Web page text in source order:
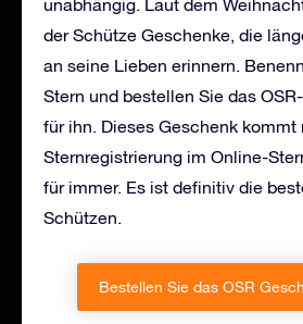
unabhängig. Laut dem
der Schütze Geschenke, die
an seine Lieben erinnern.
Stern und bestellen Sie das
für ihn. Dieses Geschenk kommt
Sternregistrierung im Online-
für immer. Es ist definitiv die
Schützen.
Bestellen Sie das OSR